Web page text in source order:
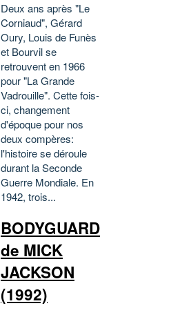
Deux ans après "Le
Corniaud", Gérard
Oury, Louis de Funès
et Bourvil se
retrouvent en 1966
pour "La Grande
Vadrouille". Cette fois-
ci, changement
d'époque pour nos
deux compères:
l'histoire se déroule
durant la Seconde
Guerre Mondiale. En
1942, trois...
BODYGUARD
de MICK
JACKSON
(1992)